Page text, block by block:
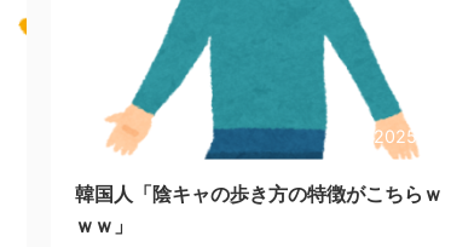
2025/2/21
韓国人「陰キャの歩き方の特徴がこちらｗ
ｗｗ」